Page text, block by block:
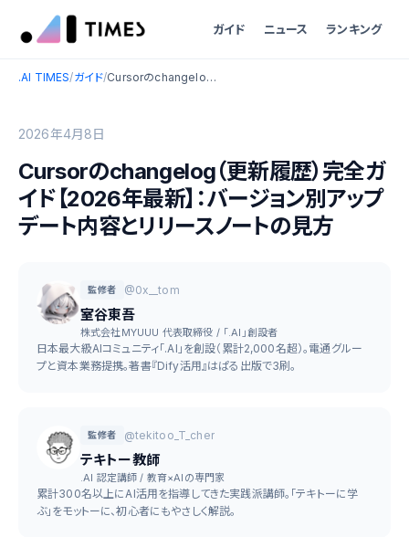
ガイド ニュース ランキング
.AI TIMES/ガイド/ Cursorのchangelog（更新履歴）完全ガイド【2026年最新】：バージョン別アップデート内容とリリースノートの見方
2026年4月8日
Cursorのchangelog（更新履歴）完全ガ
イド【2026年最新】：バージョン別アップ
デート内容とリリースノートの見方
監修者 @0x__tom
室谷東吾
株式会社MYUUU 代表取締役 / 「.AI」創設者
日本最大級AIコミュニティ「.AI」を創設（累計2,000名超）。電通グルー
プと資本業務提携。著書『Dify活用』はぱる出版で3刷。
監修者 @tekitoo_T_cher
テキトー教師
.AI 認定講師 / 教育×AIの専門家
累計300名以上にAI活用を指導してきた実践派講師。「テキトーに学
ぶ」をモットーに、初心者にもやさしく解説。